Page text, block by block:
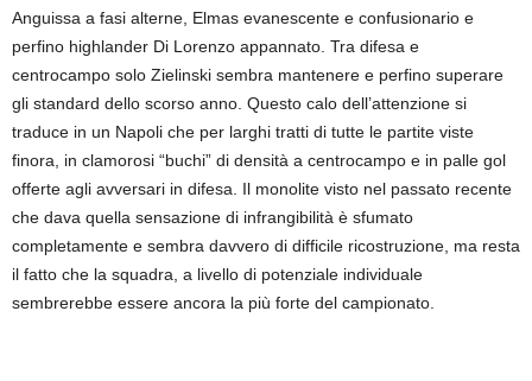
Anguissa a fasi alterne, Elmas evanescente e confusionario e
perfino highlander Di Lorenzo appannato. Tra difesa e
centrocampo solo Zielinski sembra mantenere e perfino superare
gli standard dello scorso anno. Questo calo dell’attenzione si
traduce in un Napoli che per larghi tratti di tutte le partite viste
finora, in clamorosi “buchi” di densità a centrocampo e in palle gol
offerte agli avversari in difesa. Il monolite visto nel passato recente
che dava quella sensazione di infrangibilità è sfumato
completamente e sembra davvero di difficile ricostruzione, ma resta
il fatto che la squadra, a livello di potenziale individuale
sembrerebbe essere ancora la più forte del campionato.